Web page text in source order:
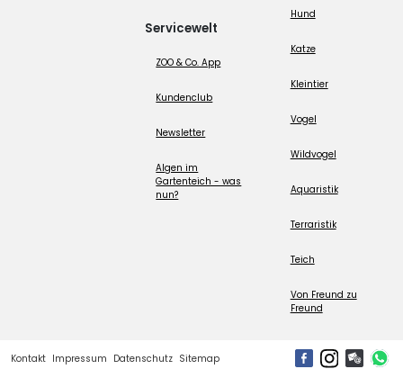
Servicewelt
ZOO & Co. App
Kundenclub
Newsletter
Algen im
Gartenteich - was
nun?
Hund
Katze
Kleintier
Vogel
Wildvogel
Aquaristik
Terraristik
Teich
Von Freund zu
Freund
Kontakt Impressum Datenschutz Sitemap